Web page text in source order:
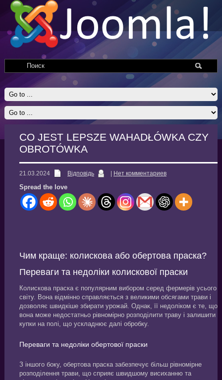
CO JEST LEPSZE WAHADŁÓWKA CZY
OBROTÓWKA
21.03.2024 Відповідь Нет комментариев
Spread the love
Чим краще: колискова або обертова праска?
Переваги та недоліки колискової праски
Колискова праска є популярним вибором серед фермерів усього
світу. Вона відмінно справляється з великими обсягами трави і
дозволяє швидкіше збирати урожай. Однак, її недоліком є те, що
вона може недостатньо рівномірно розподілити траву і залишити
купки на полі, що ускладнює далі обробку.
Переваги та недоліки обертової праски
З іншого боку, обертова праска забезпечує більш рівномірне
розподілення трави, що сприяє швидшому висиханню та